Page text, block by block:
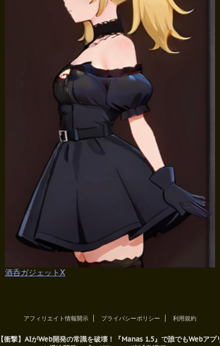
酒呑ガジェットX
アフィリエイト情報開示 プライバシーポリシー 利用規約
衝撃】AIがWeb開発の常識を破壊！『Manas 1.5』で誰でもWebアプ